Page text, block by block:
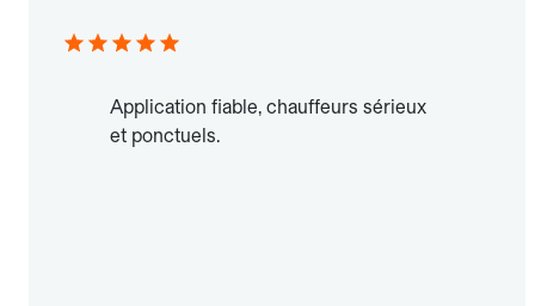
Application fiable, chauffeurs sérieux
et ponctuels.